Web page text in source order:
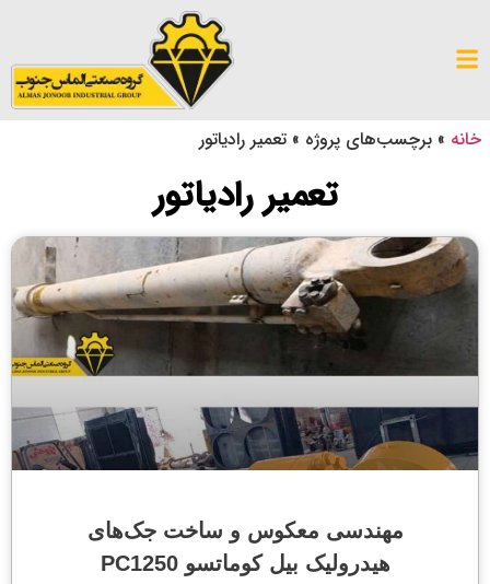
خانه » برچسب‌های پروژه » تعمیر رادیاتور
تعمیر رادیاتور
مهندسی معکوس و ساخت جک‌های
هیدرولیک بیل کوماتسو PC1250